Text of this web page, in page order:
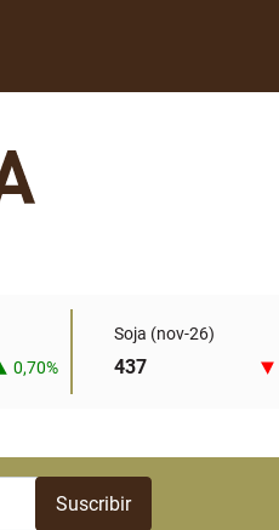
0,70%
Soja (nov-26)
437